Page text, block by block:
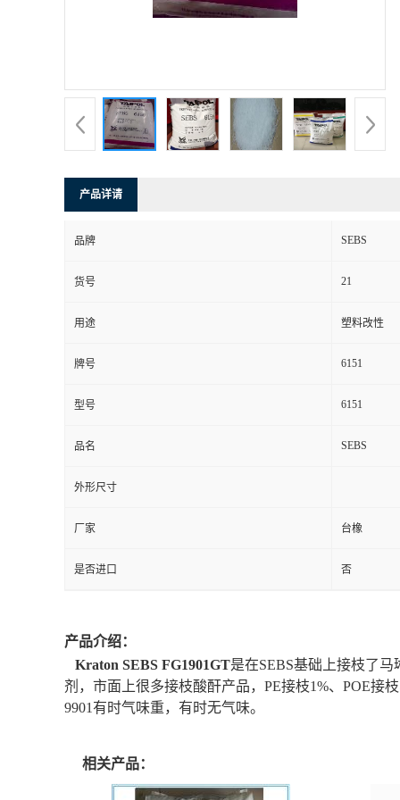
产品详请
品牌 SEBS
货号 21
用途 塑料改性
牌号 6151
型号 6151
品名 SEBS
外形尺寸
厂家 台橡
是否进口 否
产品介绍：
Kraton SEBS FG1901GT是在SEBS基础上接枝了
剂，市面上很多接枝酸酐产品，PE接枝1%、POE接
9901有时气味重，有时无气味。
相关产品：